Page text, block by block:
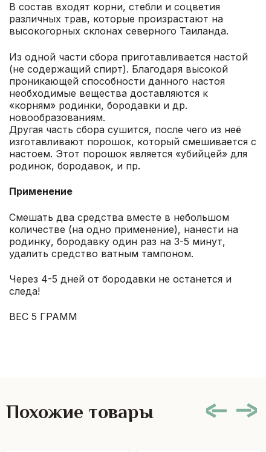
В состав входят корни, стебли и соцветия
различных трав, которые произрастают на
высокогорных склонах северного Таиланда.
Из одной части сбора приготавливается настой
(не содержащий спирт). Благодаря высокой
проникающей способности данного настоя
необходимые вещества доставляются к
«корням» родинки, бородавки и др.
новообразованиям.
Другая часть сбора сушится, после чего из неё
изготавливают порошок, который смешивается с
настоем. Этот порошок является «убийцей» для
родинок, бородавок, и пр.
Применение
Смешать два средства вместе в небольшом
количестве (на одно применение), нанести на
родинку, бородавку один раз на 3-5 минут,
удалить средство ватным тампоном.
Через 4-5 дней от бородавки не останется и
следа!
ВЕС 5 ГРАММ
Похожие товары